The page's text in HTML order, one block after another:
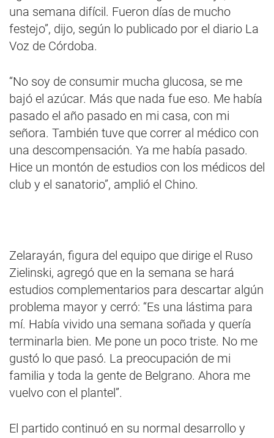
una semana difícil. Fueron días de mucho
festejo”, dijo, según lo publicado por el diario La
Voz de Córdoba.
“No soy de consumir mucha glucosa, se me
bajó el azúcar. Más que nada fue eso. Me había
pasado el año pasado en mi casa, con mi
señora. También tuve que correr al médico con
una descompensación. Ya me había pasado.
Hice un montón de estudios con los médicos del
club y el sanatorio”, amplió el Chino.
Zelarayán, figura del equipo que dirige el Ruso
Zielinski, agregó que en la semana se hará
estudios complementarios para descartar algún
problema mayor y cerró: “Es una lástima para
mí. Había vivido una semana soñada y quería
terminarla bien. Me pone un poco triste. No me
gustó lo que pasó. La preocupación de mi
familia y toda la gente de Belgrano. Ahora me
vuelvo con el plantel”.
El partido continuó en su normal desarrollo y